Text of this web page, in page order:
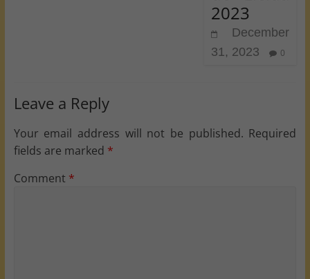
2023
December
31, 2023
0
Leave a Reply
Your email address will not be published. Required
fields are marked *
Comment *